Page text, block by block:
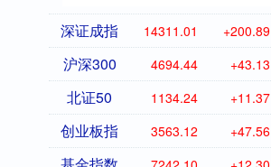
深证成指 14311.01 +200.89
沪深300 4694.44 +43.13
北证50 1134.24 +11.37
创业板指 3563.12 +47.56